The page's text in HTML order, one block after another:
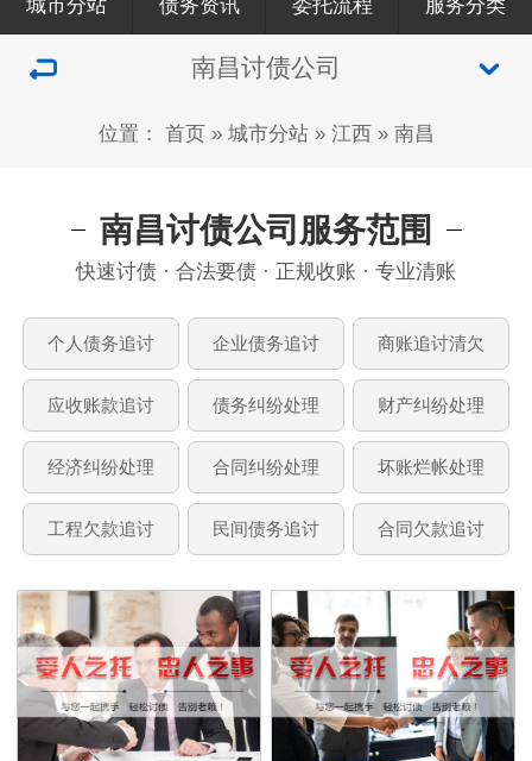
城市分站 债务资讯 委托流程 服务分类
南昌讨债公司
位置： 首页» 城市分站» 江西» 南昌
南昌讨债公司服务范围
快速讨债 · 合法要债 · 正规收账 · 专业清账
个人债务追讨 企业债务追讨 商账追讨清欠
应收账款追讨 债务纠纷处理 财产纠纷处理
经济纠纷处理 合同纠纷处理 坏账烂帐处理
工程欠款追讨 民间债务追讨 合同欠款追讨